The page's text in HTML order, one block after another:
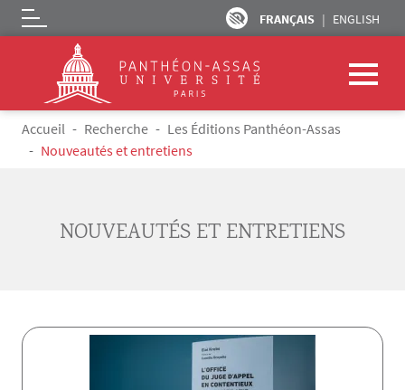
Aller au contenu principal
FRANÇAIS ENGLISH
Logo
Fil d'Ariane
Accueil Recherche
Les Éditions Panthéon-Assas
Nouveautés et entretiens
NOUVEAUTÉS ET ENTRETIENS